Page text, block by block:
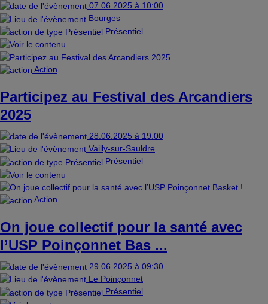
07.06.2025 à 10:00
Bourges
Présentiel
Action
Participez au Festival des Arcandiers
2025
28.06.2025 à 19:00
Vailly-sur-Sauldre
Présentiel
Action
On joue collectif pour la santé avec
l’USP Poinçonnet Bas ...
29.06.2025 à 09:30
Le Poinçonnet
Présentiel